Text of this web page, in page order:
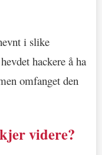
i slike
hevdet hackere å ha
omfanget den
videre?